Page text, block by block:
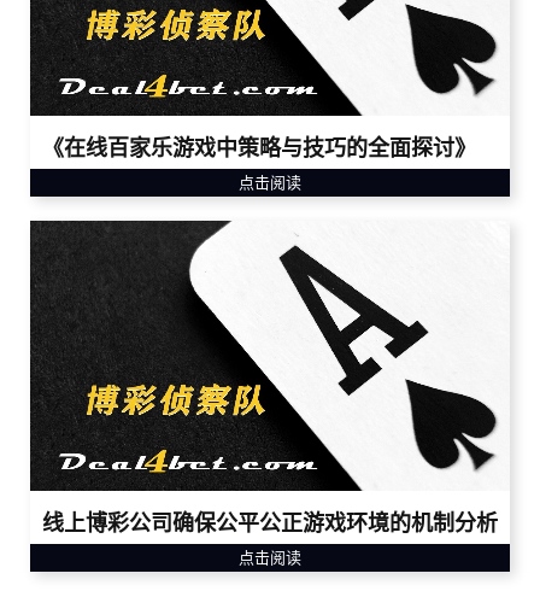
《在线百家乐游戏中策略与技巧的全面探讨》
点击阅读
线上博彩公司确保公平公正游戏环境的机制分析
点击阅读